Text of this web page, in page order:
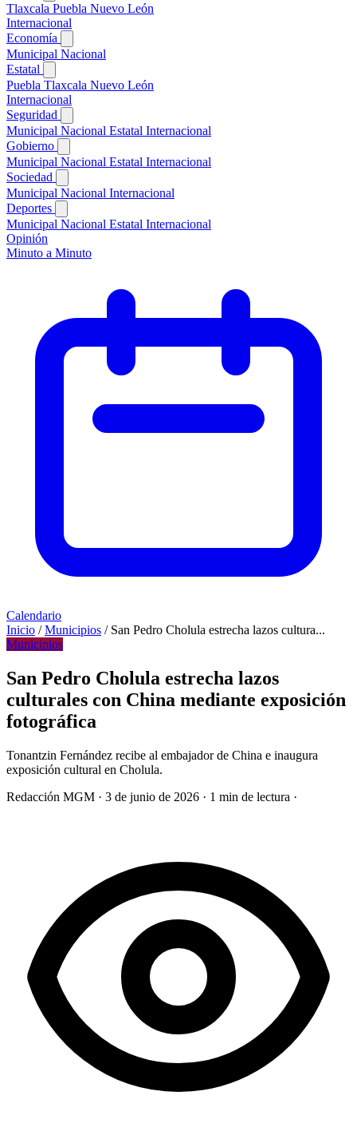
Tlaxcala Puebla Nuevo León
Internacional
Economía
Municipal Nacional
Estatal
Puebla Tlaxcala Nuevo León
Internacional
Seguridad
Municipal Nacional Estatal Internacional
Gobierno
Municipal Nacional Estatal Internacional
Sociedad
Municipal Nacional Internacional
Deportes
Municipal Nacional Estatal Internacional
Opinión
Minuto a Minuto
Calendario
Inicio / Municipios / San Pedro Cholula estrecha lazos cultura...
Municipios
San Pedro Cholula estrecha lazos
culturales con China mediante exposición
fotográfica
Tonantzin Fernández recibe al embajador de China e inaugura
exposición cultural en Cholula.
Redacción MGM · 3 de junio de 2026 · 1 min de lectura ·